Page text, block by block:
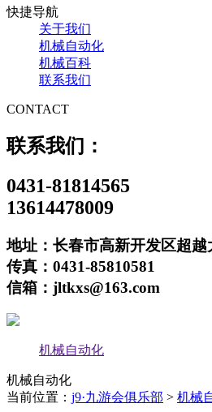
快捷导航
关于我们
机械自动化
机械百科
联系我们
CONTACT
联系我们：
0431-81814565
13614478009
地址：长春市高新开发区超越
传真：0431-85810581
信箱：jltkxs@163.com
机械自动化
机械自动化
当前位置： j9·九游会俱乐部 > 机械